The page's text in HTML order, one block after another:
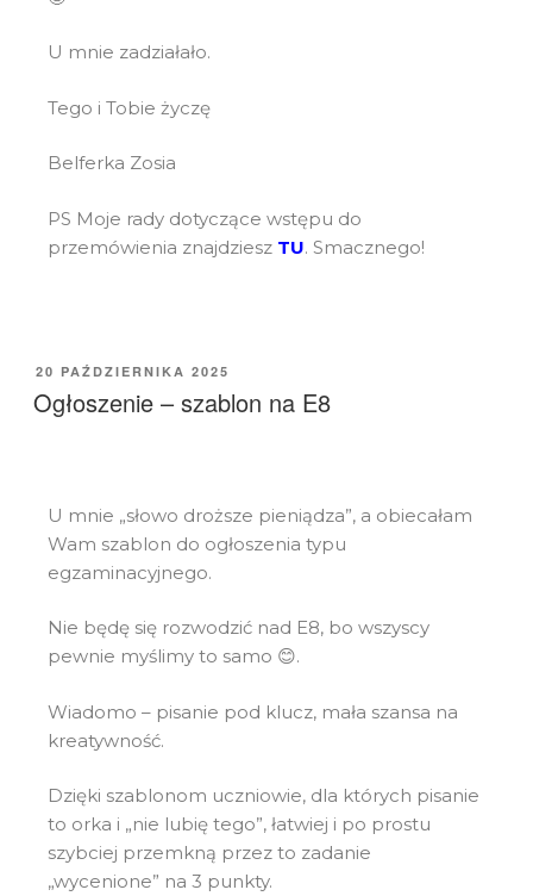
U mnie zadziałało.
Tego i Tobie życzę
Belferka Zosia
PS Moje rady dotyczące wstępu do
przemówienia znajdziesz TU. Smacznego!
20 PAŹDZIERNIKA 2025
Ogłoszenie – szablon na E8
U mnie „słowo droższe pieniądza”, a obiecałam
Wam szablon do ogłoszenia typu
egzaminacyjnego.
Nie będę się rozwodzić nad E8, bo wszyscy
pewnie myślimy to samo 😊.
Wiadomo – pisanie pod klucz, mała szansa na
kreatywność.
Dzięki szablonom uczniowie, dla których pisanie
to orka i „nie lubię tego”, łatwiej i po prostu
szybciej przemkną przez to zadanie
„wycenione” na 3 punkty.